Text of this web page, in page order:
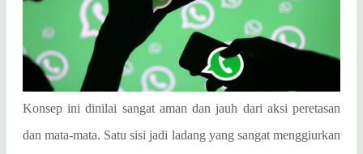
Konsep ini dinilai sangat aman dan jauh dari aksi peretasan
dan mata-mata. Satu sisi jadi ladang yang sangat menggiurkan